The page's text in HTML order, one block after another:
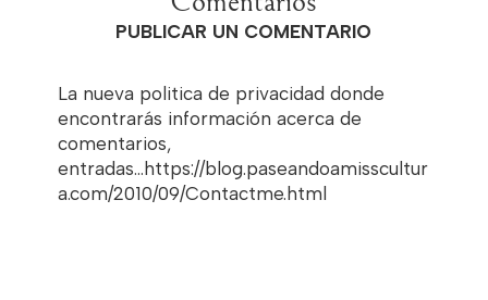
PUBLICAR UN COMENTARIO
La nueva politica de privacidad donde
encontrarás información acerca de
comentarios,
entradas...https://blog.paseandoamisscultur
a.com/2010/09/Contactme.html